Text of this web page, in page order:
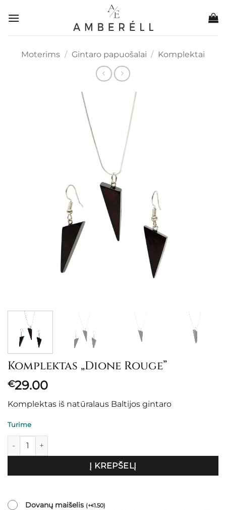
Moterims / Gintaro papuošalai / Komplektai
Komplektas „Dione Rouge”
€29.00
Komplektas iš natūralaus Baltijos gintaro
Turime
produkto kiekis: Komplektas "Dione Rouge"
Į KREPŠELĮ
Dovanų maišelis (+€1.50)